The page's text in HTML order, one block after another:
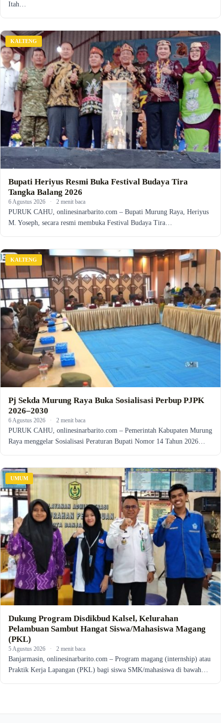
Itah…
KALTENG
Bupati Heriyus Resmi Buka Festival Budaya Tira
Tangka Balang 2026
6 Agustus 2026 · 2 menit baca
PURUK CAHU, onlinesinarbarito.com – Bupati Murung Raya, Heriyus
M. Yoseph, secara resmi membuka Festival Budaya Tira…
KALTENG
Pj Sekda Murung Raya Buka Sosialisasi Perbup PJPK
2026–2030
6 Agustus 2026 · 2 menit baca
PURUK CAHU, onlinesinarbarito.com – Pemerintah Kabupaten Murung
Raya menggelar Sosialisasi Peraturan Bupati Nomor 14 Tahun 2026…
UMUM
Dukung Program Disdikbud Kalsel, Kelurahan
Pelambuan Sambut Hangat Siswa/Mahasiswa Magang
(PKL)
5 Agustus 2026 · 2 menit baca
Banjarmasin, onlinesinarbarito.com – Program magang (internship) atau
Praktik Kerja Lapangan (PKL) bagi siswa SMK/mahasiswa di bawah…